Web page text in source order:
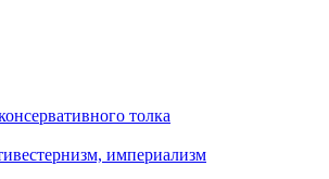
толка
империализм